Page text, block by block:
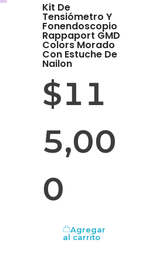
Kit De
Tensiómetro Y
Fonendoscopio
Rappaport GMD
Colors Morado
Con Estuche De
Nailon
$11
5,00
0
Agregar
al carrito